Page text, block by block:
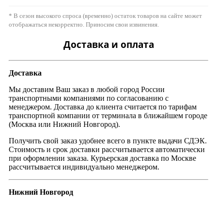
* В сезон высокого спроса (временно) остаток товаров на сайте может
отображаться некорректно. Приносим свои извинения.
Доставка и оплата
Доставка
Мы доставим Ваш заказ в любой город России
транспортными компаниями по согласованию с
менеджером. Доставка до клиента считается по тарифам
транспортной компании от терминала в ближайшем городе
(Москва или Нижний Новгород).
Получить свой заказ удобнее всего в пункте выдачи СДЭК.
Стоимость и срок доставки рассчитывается автоматически
при оформлении заказа. Курьерская доставка по Москве
рассчитывается индивидуально менеджером.
Нижний Новгород